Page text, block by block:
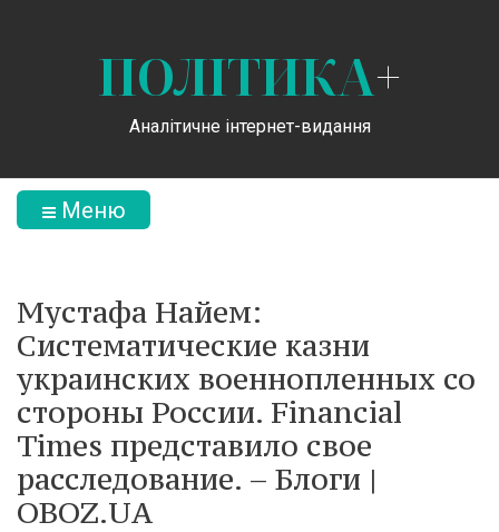
ПОЛІТИКА+
Аналітичне інтернет-видання
Меню
Мустафа Найем:
Систематические казни
украинских военнопленных со
стороны России. Financial
Times представило свое
расследование. – Блоги |
OBOZ.UA